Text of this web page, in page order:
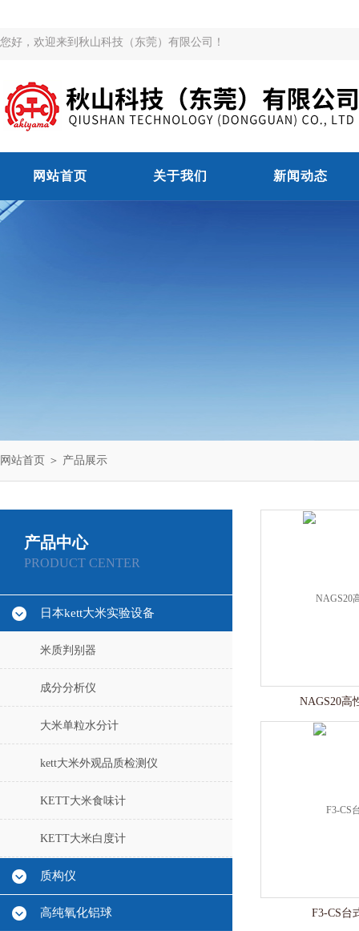
您好，欢迎来到秋山科技（东莞）有限公司！
网站首页 关于我们 新闻动态
网站首页 ＞ 产品展示
产品中心
PRODUCT CENTER
日本kett大米实验设备
米质判别器
成分分析仪
大米单粒水分计
kett大米外观品质检测仪
KETT大米食味计
KETT大米白度计
质构仪
高纯氧化铝球
NAGS20高
F3-CS台